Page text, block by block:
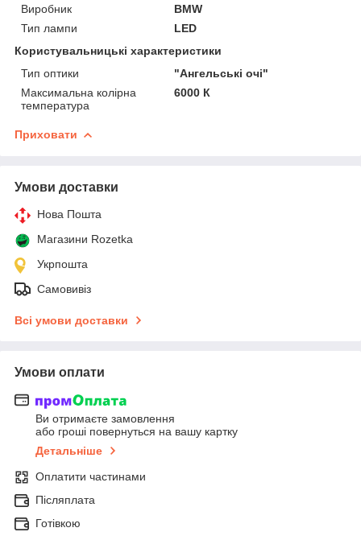
Виробник
BMW
Тип лампи
LED
Користувальницькі характеристики
Тип оптики
"Ангельські очі"
Максимальна колірна
температура
6000 К
Приховати
Умови доставки
Нова Пошта
Магазини Rozetka
Укрпошта
Самовивіз
Всі умови доставки
Умови оплати
Ви отримаєте замовлення
або гроші повернуться на вашу картку
Детальніше
Оплатити частинами
Післяплата
Готівкою